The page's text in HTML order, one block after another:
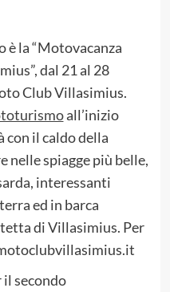
è la “Motovacanza
dal 21 al 28
Club Villasimius.
all’inizio
con il caldo della
nelle spiagge più belle,
interessanti
ed in barca
di Villasimius. Per
il secondo